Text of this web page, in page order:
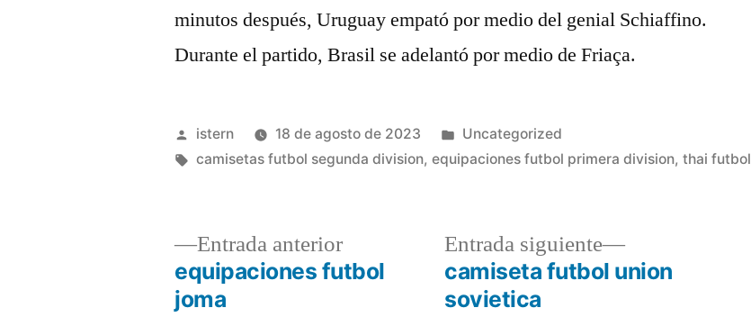
minutos después, Uruguay empató por medio del genial Schiaffino.
Durante el partido, Brasil se adelantó por medio de Friaça.
Publicado
por
istern 18 de agosto de 2023
Publicado
en
Uncategorized
Etiquetas:
camisetas futbol segunda division,equipaciones futbol primera division,thai futbol
Navegación
Entrada anteriorEntrada
anterior:
equipaciones futbol
joma
Entrada siguiente
Entrada
siguiente:
camiseta futbol union
sovietica